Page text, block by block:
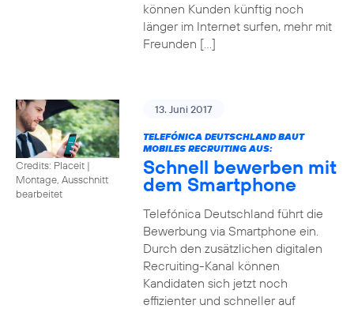
können Kunden künftig noch
länger im Internet surfen, mehr mit
Freunden […]
Credits: Placeit |
Montage, Ausschnitt
bearbeitet
13. Juni 2017
TELEFÓNICA DEUTSCHLAND BAUT
MOBILES RECRUITING AUS:
Schnell bewerben mit
dem Smartphone
Telefónica Deutschland führt die
Bewerbung via Smartphone ein.
Durch den zusätzlichen digitalen
Recruiting-Kanal können
Kandidaten sich jetzt noch
effizienter und schneller auf